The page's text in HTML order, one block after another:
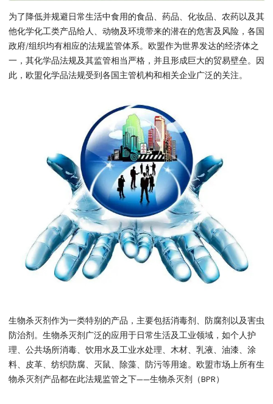
为了降低并规避日常生活中食用的食品、药品、化妆品、农药以及其
他化学化工类产品给人、动物及环境带来的潜在的危害及风险，各国
政府/组织均有相应的法规监管体系。欧盟作为世界发达的经济体之
一，其化学品法规及其监管相当严格，并且形成巨大的贸易壁垒。因
此，欧盟化学品法规受到各国主管机构和相关企业广泛的关注。
生物杀灭剂作为一类特别的产品，主要包括消毒剂、防腐剂以及害虫
防治剂。生物杀灭剂广泛的应用于日常生活及工业领域，如个人护
理、公共场所消毒、饮用水及工业水处理、木材、乳液、油漆、涂
料、皮革、纺织防腐、灭鼠、除藻、防污等用途。欧盟市场上所有生
物杀灭剂产品都在此法规监管之下——生物杀灭剂（BPR）